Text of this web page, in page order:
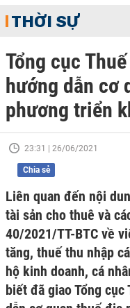
THỜI SỰ
Tổng cục
hướng dẫn cơ
phương triển
23:31 | 26/06/2021
Chia sẻ
Liên quan đến nội
tài sản cho thuê và
40/2021/TT-BTC về
tăng, thuế thu nhập
hộ kinh doanh, cá
biết đã giao Tổng cục